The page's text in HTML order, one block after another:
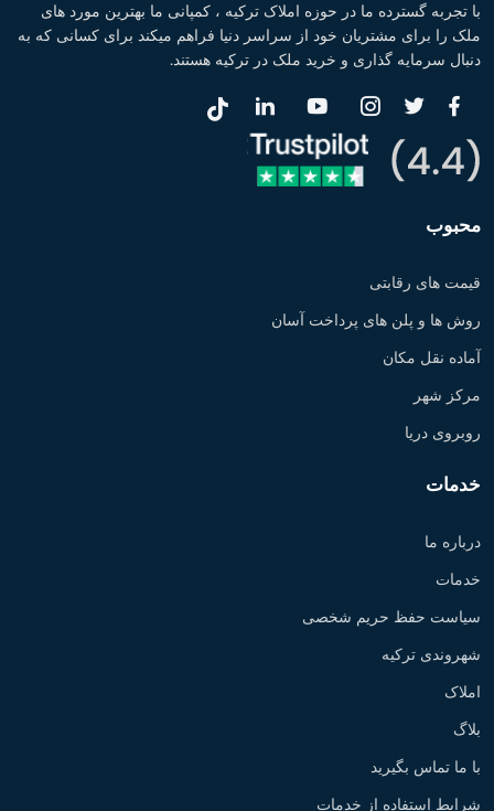
با تجربه گسترده ما در حوزه املاک ترکیه ، کمپانی ما بهترین مورد های
ملک را برای مشتریان خود از سراسر دنیا فراهم میکند برای کسانی که به
دنبال سرمایه گذاری و خرید ملک در ترکیه هستند.
محبوب
قیمت های رقابتی
روش ها و پلن های پرداخت آسان
آماده نقل مکان
مرکز شهر
روبروی دریا
خدمات
درباره ما
خدمات
سیاست حفظ حریم شخصی
شهروندی ترکیه
املاک
بلاگ
با ما تماس بگیرید
شرایط استفاده از خدمات